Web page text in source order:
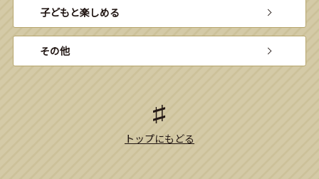
子どもと楽しめる
その他
トップにもどる